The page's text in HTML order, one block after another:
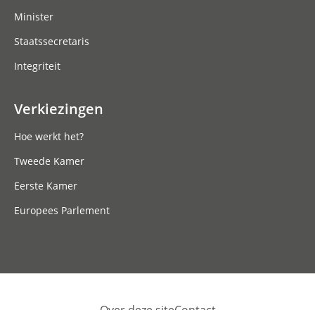
Minister
Staatssecretaris
Integriteit
Verkiezingen
Hoe werkt het?
Tweede Kamer
Eerste Kamer
Europees Parlement